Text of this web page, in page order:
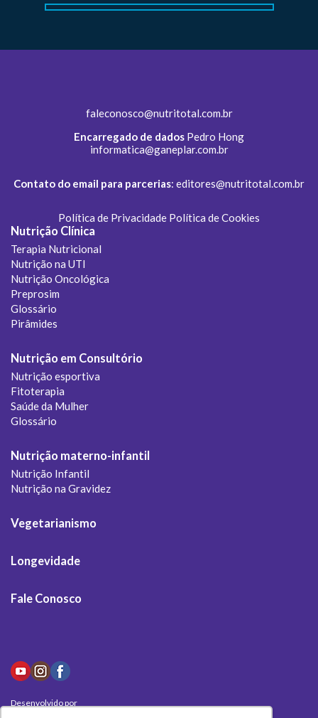
faleconosco@nutritotal.com.br
Encarregado de dados Pedro Hong
informatica@ganeplar.com.br
Contato do email para parcerias: editores@nutritotal.com.br
Política de Privacidade Política de Cookies
Nutrição Clínica
Terapia Nutricional
Nutrição na UTI
Nutrição Oncológica
Preprosim
Glossário
Pirâmides
Nutrição em Consultório
Nutrição esportiva
Fitoterapia
Saúde da Mulher
Glossário
Nutrição materno-infantil
Nutrição Infantil
Nutrição na Gravidez
Vegetarianismo
Longevidade
Fale Conosco
Desenvolvido por